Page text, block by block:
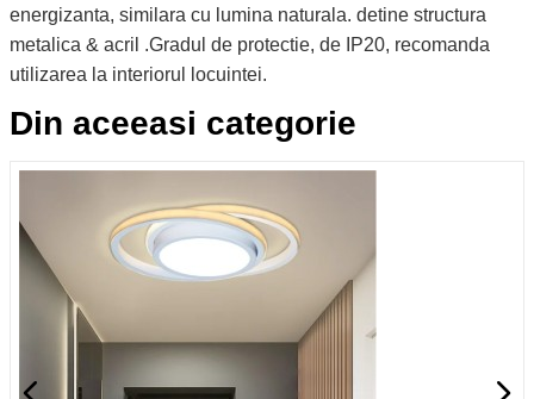
energizanta, similara cu lumina naturala. detine structura
metalica & acril .Gradul de protectie, de IP20, recomanda
utilizarea la interiorul locuintei.
Din aceeasi categorie